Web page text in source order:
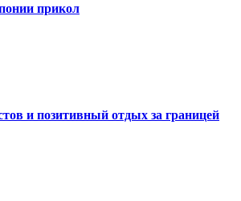
прикол
и позитивный отдых за границей